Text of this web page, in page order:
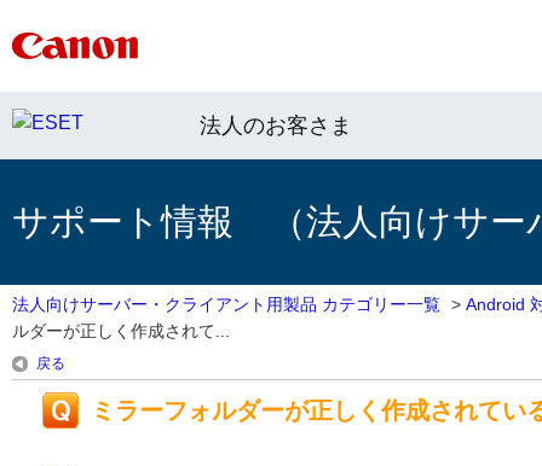
法人のお客さま
サポート情報 （法人向けサー
法人向けサーバー・クライアント用製品 カテゴリー一覧 > Android
ルダーが正しく作成されて...
戻る
ミラーフォルダーが正しく作成されてい